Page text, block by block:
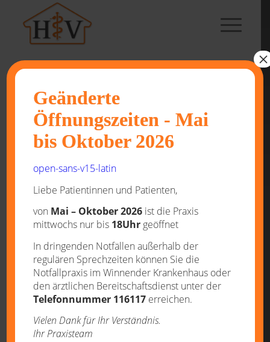
OPEN-SANS-V15-LATIN
open-sans-v15-latin
Geänderte
Öffnungszeiten - Mai
bis Oktober 2026
open-sans-v15-latin
Liebe Patientinnen und Patienten,
von Mai – Oktober 2026 ist die Praxis
mittwochs nur bis 18Uhr geöffnet
In dringenden Notfällen außerhalb der
regulären Sprechzeiten können Sie die
Notfallpraxis im Winnender Krankenhaus oder
den ärztlichen Bereitschaftsdienst unter der
Telefonnummer 116117 erreichen.
Vielen Dank für Ihr Verständnis.
Ihr Praxisteam
×